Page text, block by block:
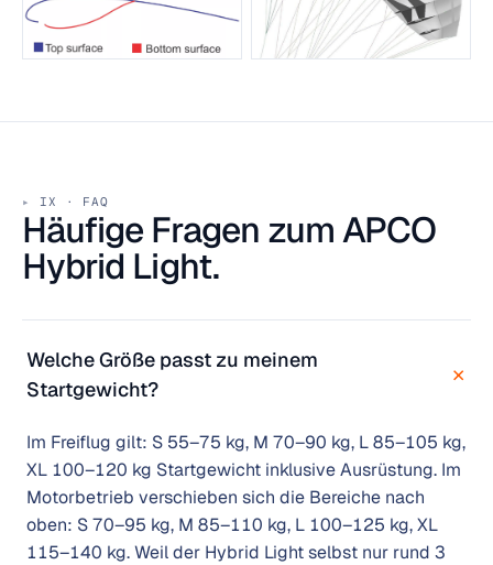
IX · FAQ
Häufige Fragen zum APCO
Hybrid Light.
Welche Größe passt zu meinem
Startgewicht?
+
Im Freiflug gilt: S 55–75 kg, M 70–90 kg, L 85–105 kg,
XL 100–120 kg Startgewicht inklusive Ausrüstung. Im
Motorbetrieb verschieben sich die Bereiche nach
oben: S 70–95 kg, M 85–110 kg, L 100–125 kg, XL
115–140 kg. Weil der Hybrid Light selbst nur rund 3